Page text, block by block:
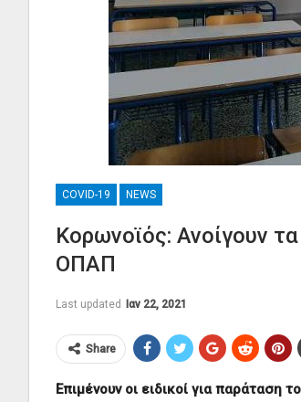
COVID-19 NEWS
Κορωνοϊός: Ανοίγουν
ΟΠΑΠ
Last updated Ιαν 22, 2021
Share
Επιμένουν οι ειδικοί για παράταση